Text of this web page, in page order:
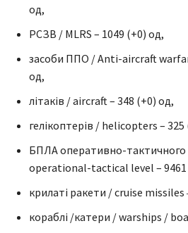
од,
РСЗВ / MLRS – 1049 (+0) од,
засоби ППО / Anti-aircraft
од,
літаків / aircraft – 348 (+0) од,
гелікоптерів / helicopters – 325
БПЛА оперативно-тактичного
operational-tactical level – 9461
крилаті ракети / cruise missiles
кораблі /катери / warships /